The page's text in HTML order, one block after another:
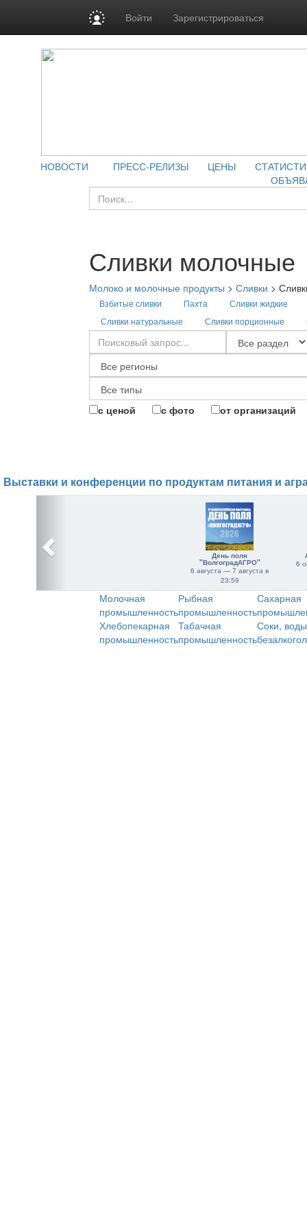
Войти Зарегистрироваться
НОВОСТИ ПРЕСС-РЕЛИЗЫ ЦЕНЫ
Сливки молочные
Молоко и молочные продукты > Сливки >
Взбитые сливки Пахта
Сливки жидкие
Сливки натуральные
Сливки порционные
с ценой с фото от организаций
Выставки и конференции по продуктам питания и
День поля
"ВолгоградАГРО"
6 августа — 7 августа в
23:59
6
Молочная
промышленность
Рыбная
промышленность
Сахарная
Хлебопекарная
промышленность
Табачная
промышленность
Соки,